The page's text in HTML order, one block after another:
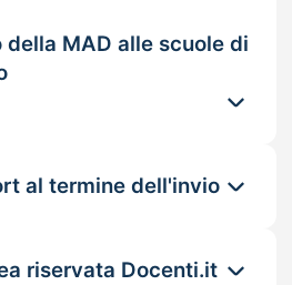
MAD alle scuole di
al termine dell'invio
riservata Docenti.it